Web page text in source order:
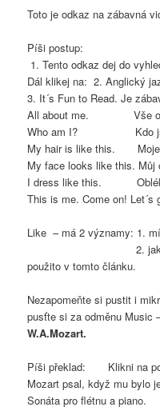
Toto je odkaz na zábavná
Píši postup:
1. Tento odkaz dej do
Dál klikej na: 2. Anglický
3. It´s Fun to Read. Je
All about me. Vše o
Who am I? Kdo
My hair is like this. Moje
My face looks like this. Můj
I dress like this.
This is me. Come on!
Like – má 2 významy: 1.
2. jako (ve
použito v tomto článku.
Nezapomeňte si pustit i
pusťte si za odměnu Music
W.A.Mozart.
Píši překlad: Klikni na
Mozart psal, když mu bylo
Sonáta pro flétnu a piano.